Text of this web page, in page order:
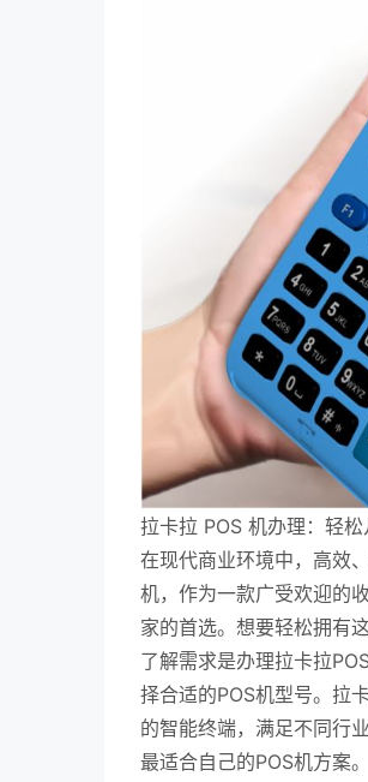
拉卡拉 POS 机办理：轻
在现代商业环境中，高效
机，作为一款广受欢迎的
家的首选。想要轻松拥有
了解需求是办理拉卡拉
择合适的POS机型号。拉
的智能终端，满足不同行
最适合自己的POS机方案。